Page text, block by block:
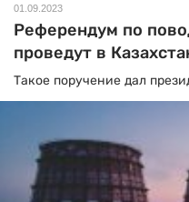
01.09.2023
Референдум по
проведут в
Такое поручение дал